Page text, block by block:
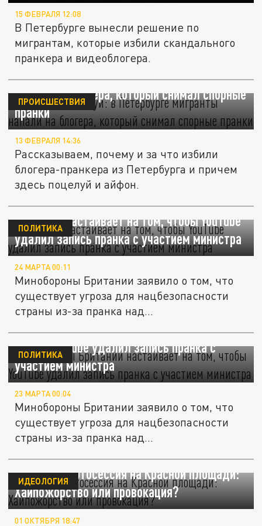
15 ФЕВРАЛЯ 12:08
В Петербурге вынесли решение по
мигрантам, которые избили скандального
пранкера и видеоблогера.
Избили за поцелуй: в Петербурге мигранты
напали на блогера, который снимал спорные
пранки
ПРОИСШЕСТВИЯ
13 ФЕВРАЛЯ 14:36
Рассказываем, почему и за что избили
блогера-пранкера из Петербурга и причем
здесь поцелуй и айфон.
Британия настаивает на том, чтобы YouTube
удалил запись пранка с участием министра
ПОЛИТИКА
24 МАРТА 00:11
Минобороны Британии заявило о том, что
существует угроза для нацбезопасности
страны из-за пранка над...
Минобороны Британии настаивает на том,
чтобы YouTube удалил запись пранка с
участием министра
ПОЛИТИКА
23 МАРТА 00:04
Минобороны Британии заявило о том, что
существует угроза для нацбезопасности
страны из-за пранка над...
Похабная фотосессия на Красной площади:
Хайпожорство или провокация?
ИДЕОЛОГИЯ
01 ОКТЯБРЯ 18:47